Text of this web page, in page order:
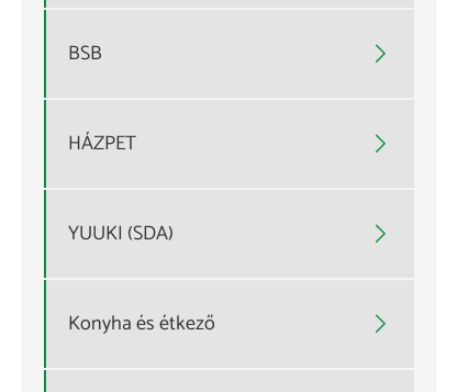
BSB 
HÁZPET 
YUUKI (SDA) 
Konyha és étkező 